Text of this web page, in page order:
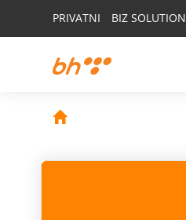
PRIVATNI BIZ SOLUTION